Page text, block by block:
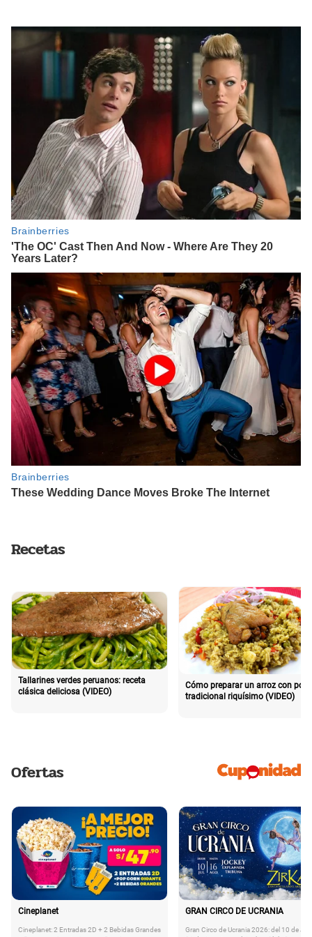
Recetas
Tallarines verdes peruanos: receta
clásica deliciosa (VIDEO)
Cómo preparar un arroz con pollo
tradicional riquísimo (VIDEO)
Ofertas
Cineplanet
Cineplanet: 2 Entradas 2D + 2 Bebidas Grandes
GRAN CIRCO DE UCRANIA
Gran Circo de Ucrania 2026: del 10 de